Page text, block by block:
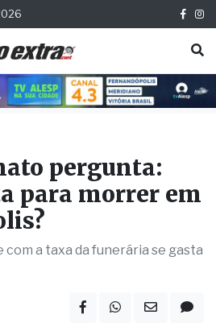
pergunta:
para morrer em
com a taxa da funerária se gasta